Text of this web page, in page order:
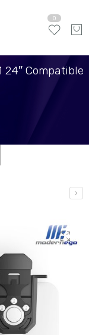
0
24″ Compatible